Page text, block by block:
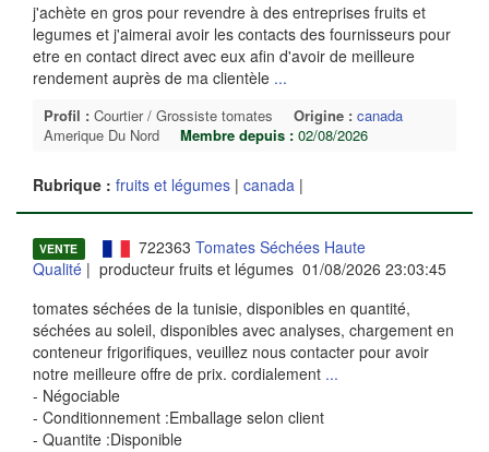
j'achète en gros pour revendre à des entreprises fruits et
legumes et j'aimerai avoir les contacts des fournisseurs pour
etre en contact direct avec eux afin d'avoir de meilleure
rendement auprès de ma clientèle ...
Profil : Courtier / Grossiste tomates Origine : canada
Amerique Du Nord
Membre depuis : 02/08/2026
Rubrique : fruits et légumes | canada |
VENTE 722363 Tomates Séchées Haute
Qualité | producteur fruits et légumes 01/08/2026 23:03:45
tomates séchées de la tunisie, disponibles en quantité,
séchées au soleil, disponibles avec analyses, chargement en
conteneur frigorifiques, veuillez nous contacter pour avoir
notre meilleure offre de prix. cordialement ...
- Négociable
- Conditionnement :Emballage selon client
- Quantite :Disponible